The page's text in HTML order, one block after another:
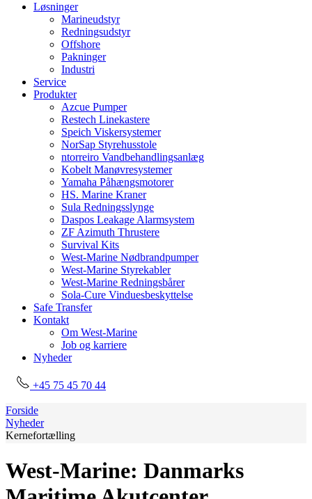
Løsninger
Marineudstyr
Redningsudstyr
Offshore
Pakninger
Industri
Service
Produkter
Azcue Pumper
Restech Linekastere
Speich Viskersystemer
NorSap Styrehusstole
ntorreiro Vandbehandlingsanlæg
Kobelt Manøvresystemer
Yamaha Påhængsmotorer
HS. Marine Kraner
Sula Redningsslynge
Daspos Leakage Alarmsystem
ZF Azimuth Thrustere
Survival Kits
West-Marine Nødbrandpumper
West-Marine Styrekabler
West-Marine Redningsbårer
Sola-Cure Vinduesbeskyttelse
Safe Transfer
Kontakt
Om West-Marine
Job og karriere
Nyheder
+45 75 45 70 44
Forside
Nyheder
Kernefortælling
West-Marine: Danmarks